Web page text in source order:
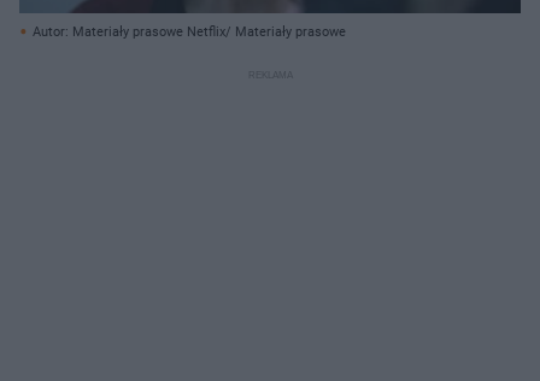
Autor: Materiały prasowe Netflix/ Materiały prasowe